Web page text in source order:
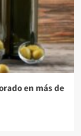
en más de